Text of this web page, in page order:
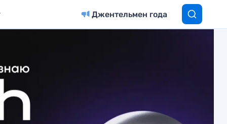
Джентельмен года